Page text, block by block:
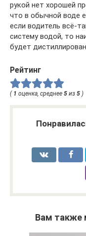
рукой нет хорошей
что в обычной воде
если водитель всё-
систему водой, то
будет
Рейтинг
( 1 оценка, среднее 5 из 5 )
Вам также